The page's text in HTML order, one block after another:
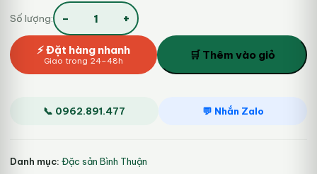
Số lượng:Nước
mắm
gừng
Làng
nguyên
ngon
− +
🛒 Thêm vào giỏ
⚡ Đặt hàng nhanh
Giao trong 24–48h
📞 0962.891.477 💬 Nhắn Zalo
Danh mục: Đặc sản Bình Thuận